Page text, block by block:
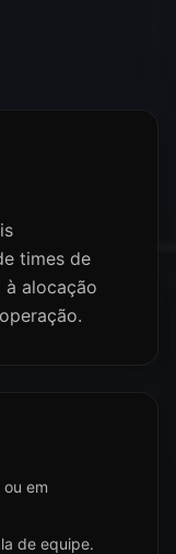
times de
à alocação
em
de equipe.